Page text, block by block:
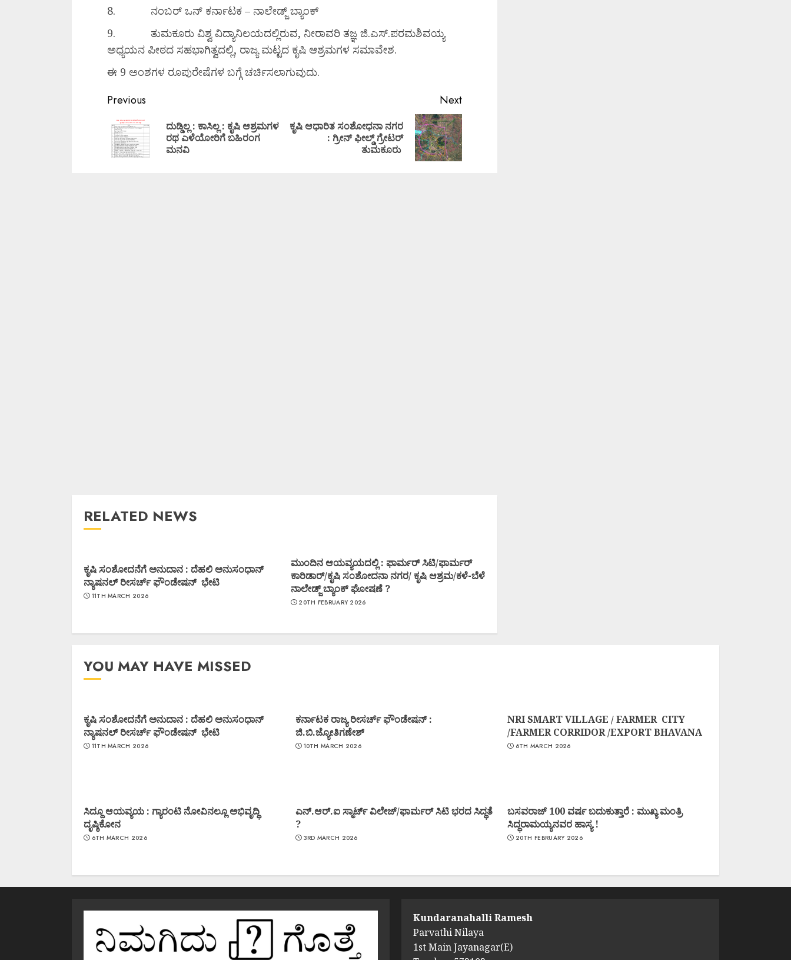
8. ನಂಬರ್ ಒನ್ ಕರ್ನಾಟಕ – ನಾಲೇಡ್ಜ್ ಬ್ಯಾಂಕ್
9. ತುಮಕೂರು ವಿಶ್ವ ವಿದ್ಯಾನಿಲಯದಲ್ಲಿರುವ, ನೀರಾವರಿ ತಜ್ಞ ಜಿ.ಎಸ್.ಪರಮಶಿವಯ್ಯ
ಅಧ್ಯಯನ ಪೀಠದ ಸಹಭಾಗಿತ್ವದಲ್ಲಿ, ರಾಜ್ಯ ಮಟ್ಟದ ಕೃಷಿ ಆಶ್ರಮಗಳ ಸಮಾವೇಶ.
ಈ 9 ಅಂಶಗಳ ರೂಪುರೇಷೆಗಳ ಬಗ್ಗೆ ಚರ್ಚಿಸಲಾಗುವುದು.
Previous
ದುಡ್ಡಿಲ್ಲ : ಕಾಸಿಲ್ಲ : ಕೃಷಿ ಆಶ್ರಮಗಳ
ರಥ ಎಳೆಯೋರಿಗೆ ಬಹಿರಂಗ
ಮನವಿ
Next
ಕೃಷಿ ಆಧಾರಿತ ಸಂಶೋಧನಾ ನಗರ
: ಗ್ರೀನ್ ಫೀಲ್ಡ್ ಗ್ರೇಟರ್
ತುಮಕೂರು
RELATED NEWS
ಕೃಷಿ ಸಂಶೋದನೆಗೆ ಅನುದಾನ : ದೆಹಲಿ ಅನುಸಂಧಾನ್
ನ್ಯಾಷನಲ್ ರೀಸರ್ಚ್ ಫೌಂಡೇಷನ್ ಭೇಟಿ
11TH MARCH 2026
ಮುಂದಿನ ಆಯವ್ಯಯದಲ್ಲಿ : ಫಾರ್ಮರ್ ಸಿಟಿ/ಫಾರ್ಮರ್
ಕಾರಿಡಾರ್/ಕೃಷಿ ಸಂಶೋದನಾ ನಗರ/ ಕೃಷಿ ಆಶ್ರಮ/ಕಳೆ-ಬೆಳೆ
ನಾಲೇಡ್ಜ್ ಬ್ಯಾಂಕ್ ಘೋಷಣೆ ?
20TH FEBRUARY 2026
YOU MAY HAVE MISSED
ಕೃಷಿ ಸಂಶೋದನೆಗೆ ಅನುದಾನ : ದೆಹಲಿ ಅನುಸಂಧಾನ್
ನ್ಯಾಷನಲ್ ರೀಸರ್ಚ್ ಫೌಂಡೇಷನ್ ಭೇಟಿ
11TH MARCH 2026
ಕರ್ನಾಟಕ ರಾಜ್ಯ ರೀಸರ್ಚ್ ಫೌಂಡೇಷನ್ :
ಜಿ.ಬಿ.ಜ್ಯೋತಿಗಣೇಶ್
10TH MARCH 2026
NRI SMART VILLAGE / FARMER CITY
/FARMER CORRIDOR /EXPORT BHAVANA
6TH MARCH 2026
ಸಿದ್ದೂ ಆಯವ್ಯಯ : ಗ್ಯಾರಂಟಿ ನೋವಿನಲ್ಲೂ ಅಭಿವೃದ್ಧಿ
ದೃಷ್ಠಿಕೋನ
6TH MARCH 2026
ಎನ್.ಆರ್.ಐ ಸ್ಮಾರ್ಟ್ ವಿಲೇಜ್/ಫಾರ್ಮರ್ ಸಿಟಿ ಭರದ ಸಿದ್ಧತೆ
?
3RD MARCH 2026
ಬಸವರಾಜ್ 100 ವರ್ಷ ಬದುಕುತ್ತಾರೆ : ಮುಖ್ಯ ಮಂತ್ರಿ
ಸಿದ್ಧರಾಮಯ್ಯನವರ ಹಾಸ್ಯ !
20TH FEBRUARY 2026
Kundaranahalli Ramesh
Parvathi Nilaya
1st Main Jayanagar(E)